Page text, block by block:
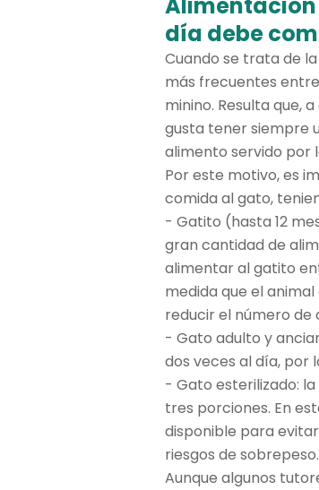
día debe
Cuando se trata de la
más frecuentes
minino. Resulta que,
gusta tener siempre
alimento servido por
Por este motivo, es
comida al gato,
- Gatito (hasta 12
gran cantidad de
alimentar al gatito
medida que el
reducir el número de
- Gato adulto y
dos veces al día, por
- Gato esterilizado:
tres porciones. En
disponible para
riesgos de sobrepeso.
Aunque algunos